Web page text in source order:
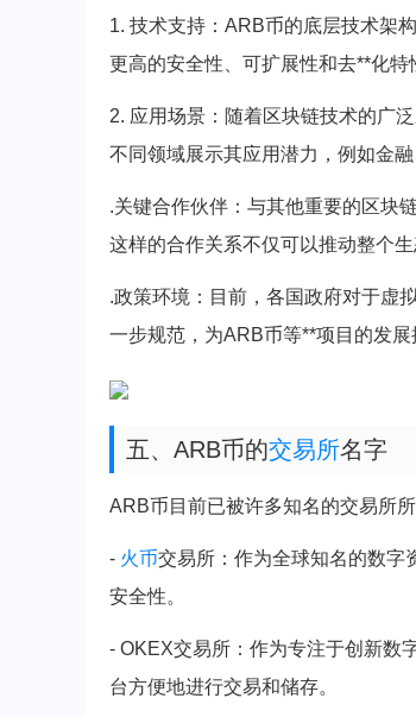
1. 技术支持：ARB币的底层技术架
更高的安全性、可扩展性和去**化特
2. 应用场景：随着区块链技术的广
不同领域展示其应用潜力，例如金融
.关键合作伙伴：与其他重要的区块
这样的合作关系不仅可以推动整个
.政策环境：目前，各国政府对于虚
一步规范，为ARB币等**项目的发展
五、ARB币的交易所名字
ARB币目前已被许多知名的交易所
- 火币交易所：作为全球知名的数字
安全性。
- OKEX交易所：作为专注于创新数
台方便地进行交易和储存。